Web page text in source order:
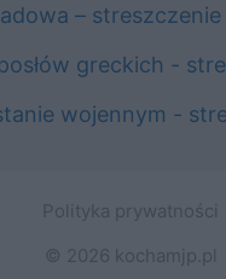
– streszczenie
greckich -
wojennym -
Polityka prywatności
© 2026 kochamjp.pl